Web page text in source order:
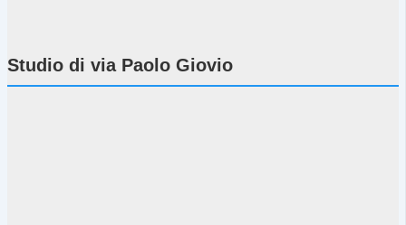
Studio di via Paolo Giovio